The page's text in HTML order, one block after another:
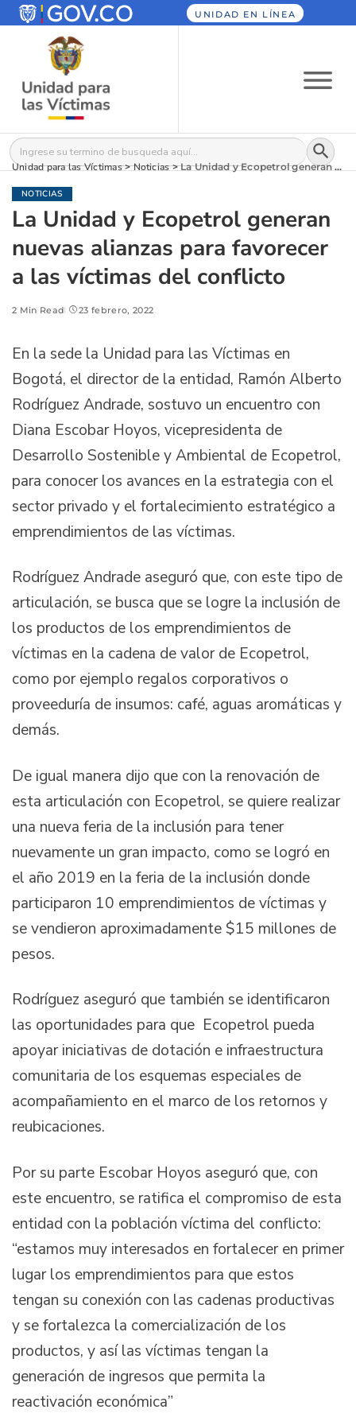
UNIDAD EN LÍNEA
Buscar: Botón
Unidad para las Víctimas>Noticias>La Unidad y Ecopetrol generan nuevas alianzas para favorecer a las víctimas del conflicto
NOTICIAS
La Unidad y Ecopetrol generan
nuevas alianzas para favorecer
a las víctimas del conflicto
2 Min Read 23 febrero, 2022
En la sede la Unidad para las Víctimas en
Bogotá, el director de la entidad, Ramón Alberto
Rodríguez Andrade, sostuvo un encuentro con
Diana Escobar Hoyos, vicepresidenta de
Desarrollo Sostenible y Ambiental de Ecopetrol,
para conocer los avances en la estrategia con el
sector privado y el fortalecimiento estratégico a
emprendimientos de las víctimas.
Rodríguez Andrade aseguró que, con este tipo de
articulación, se busca que se logre la inclusión de
los productos de los emprendimientos de
víctimas en la cadena de valor de Ecopetrol,
como por ejemplo regalos corporativos o
proveeduría de insumos: café, aguas aromáticas y
demás.
De igual manera dijo que con la renovación de
esta articulación con Ecopetrol, se quiere realizar
una nueva feria de la inclusión para tener
nuevamente un gran impacto, como se logró en
el año 2019 en la feria de la inclusión donde
participaron 10 emprendimientos de víctimas y
se vendieron aproximadamente $15 millones de
pesos.
Rodríguez aseguró que también se identificaron
las oportunidades para que Ecopetrol pueda
apoyar iniciativas de dotación e infraestructura
comunitaria de los esquemas especiales de
acompañamiento en el marco de los retornos y
reubicaciones.
Por su parte Escobar Hoyos aseguró que, con
este encuentro, se ratifica el compromiso de esta
entidad con la población víctima del conflicto:
“estamos muy interesados en fortalecer en primer
lugar los emprendimientos para que estos
tengan su conexión con las cadenas productivas
y se fortalezca la comercialización de los
productos, y así las víctimas tengan la
generación de ingresos que permita la
reactivación económica”